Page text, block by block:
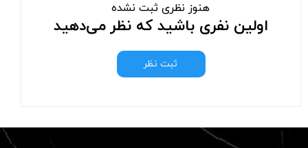
هنوز نظری ثبت نشده
اولین نفری باشید که نظر می‌دهید
ثبت نظر